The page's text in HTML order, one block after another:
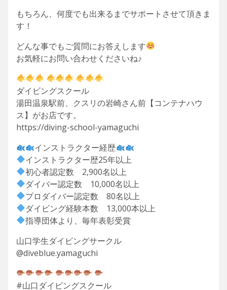
もちろん、何度でも出来るまでサポートさせて頂きま
す！
どんな事でもご質問にお答えします
お気軽にお問い合わせくださいね♪
ダイビングスクール
湯田温泉駅前、クスリの岩崎さん前【コンテナハウ
ス】がお店です。
https://diving-school-yamaguchi
インストラクター経歴
インストラクター歴25年以上
初心者認定数 2,900名以上
ダイバー認定数 10,000名以上
プロダイバー認定数 80名以上
ダイビング経験本数 13,000本以上
指導団体より、毎年表彰受賞
山口学生ダイビングサークル
@diveblue.yamaguchi
#山口ダイビングスクール